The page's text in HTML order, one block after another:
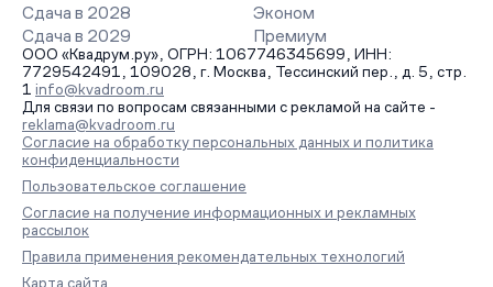
Сдача в 2028
Сдача в 2029
Эконом
Премиум
ООО «Квадрум.ру», ОГРН: 1067746345699, ИНН:
7729542491, 109028, г. Москва, Тессинский пер., д. 5, стр.
1 info@kvadroom.ru
Для связи по вопросам связанными с рекламой на сайте -
reklama@kvadroom.ru
Согласие на обработку персональных данных и политика
конфиденциальности
Пользовательское соглашение
Согласие на получение информационных и рекламных
рассылок
Правила применения рекомендательных технологий
Карта сайта